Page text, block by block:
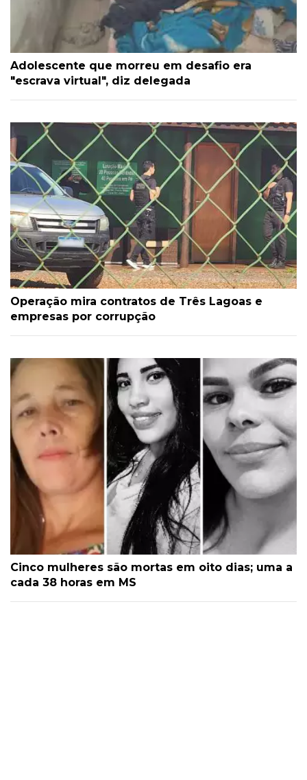
Adolescente que morreu em desafio era
"escrava virtual", diz delegada
Operação mira contratos de Três Lagoas e
empresas por corrupção
Cinco mulheres são mortas em oito dias; uma a
cada 38 horas em MS